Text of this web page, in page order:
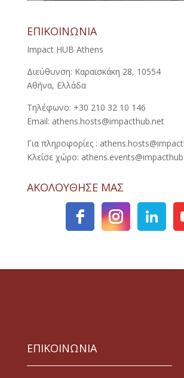
ΕΠΙΚΟΙΝΩΝΙΑ
Impact HUB Athens
Διεύθυνση: Καραϊσκάκη 28, 10554
Αθήνα, Ελλάδα
Τηλέφωνο: +30 210 32 10 146
Email: athens.hosts@impacthub.net
Για πληροφορίες :
Κλείσε χώρο:
ΑΚΟΛΟΥΘΗΣΕ ΜΑΣ
ΕΠΙΚΟΙΝΩΝΙΑ